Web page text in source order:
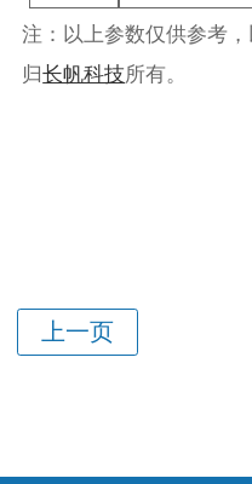
注：以上参数仅供参考
归长帆科技所有。